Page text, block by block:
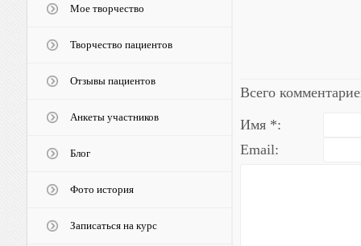
Мое творчество
Творчество пациентов
Отзывы пациентов
Анкеты участников
Блог
Фото история
Записаться на курс
Всего
Имя *:
Email: